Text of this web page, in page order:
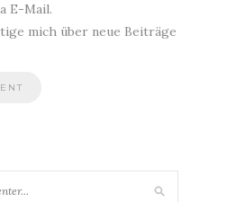
E-Mail.
mich über neue Beiträge